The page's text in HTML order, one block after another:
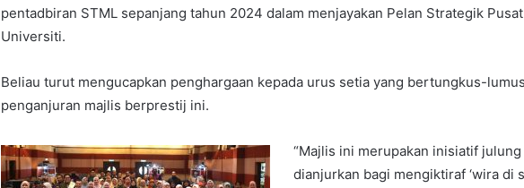
pentadbiran STML sepanjang tahun 2024 dalam menjayakan Pelan Strategik
Universiti.
Beliau turut mengucapkan penghargaan kepada urus setia yang bertungkus-
penganjuran majlis berprestij ini.
“Majlis ini merupakan inisiatif julung
dianjurkan bagi mengiktiraf ‘wira di